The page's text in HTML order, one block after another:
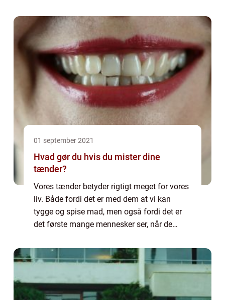
01 september 2021
Hvad gør du hvis du mister dine
tænder?
Vores tænder betyder rigtigt meget for vores
liv. Både fordi det er med dem at vi kan
tygge og spise mad, men også fordi det er
det første mange mennesker ser, når de